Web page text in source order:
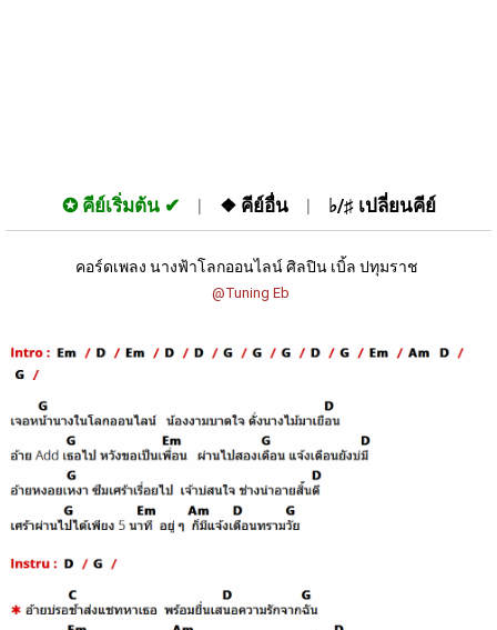
✪ คีย์เริ่มต้น ❖ คีย์อื่น ♭/♯ เปลี่ยนคีย์
คอร์ดเพลง นางฟ้าโลกออนไลน์ ศิลปิน เบิ้ล ปทุมราช
@Tuning Eb